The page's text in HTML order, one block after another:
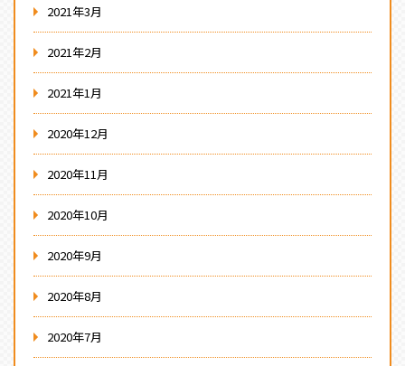
2021年3月
2021年2月
2021年1月
2020年12月
2020年11月
2020年10月
2020年9月
2020年8月
2020年7月